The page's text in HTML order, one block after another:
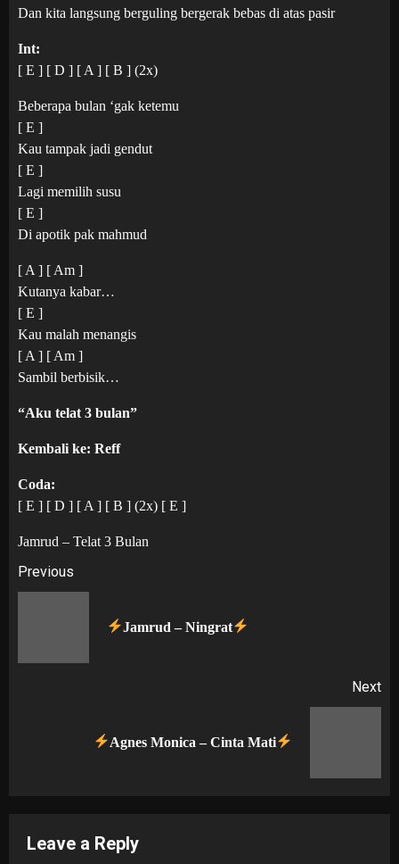
Dan kita langsung berguling bergerak bebas di atas pasir
Int:
[ E ] [ D ] [ A ] [ B ] (2x)
Beberapa bulan ‘gak ketemu
[ E ]
Kau tampak jadi gendut
[ E ]
Lagi memilih susu
[ E ]
Di apotik pak mahmud
[ A ] [ Am ]
Kutanya kabar…
[ E ]
Kau malah menangis
[ A ] [ Am ]
Sambil berbisik…
“Aku telat 3 bulan”
Kembali ke: Reff
Coda:
[ E ] [ D ] [ A ] [ B ] (2x) [ E ]
Jamrud – Telat 3 Bulan
Post
navigation
Previous
Jamrud – Ningrat
Next
Agnes Monica – Cinta Mati
Leave a Reply